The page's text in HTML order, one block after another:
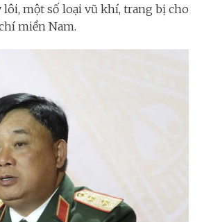
một số loại vũ khí, trang bị cho
miền Nam.